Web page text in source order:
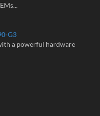
G3
a powerful hardware